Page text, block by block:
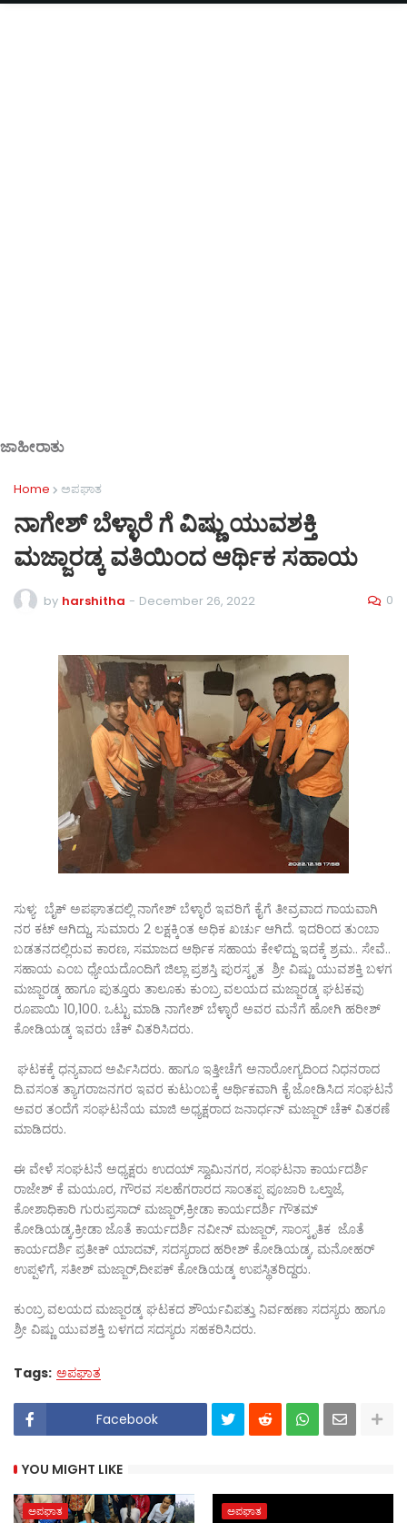
ಜಾಹೀರಾತು
Home ಅಪಘಾತ
ನಾಗೇಶ್ ಬೆಳ್ಳಾರೆ ಗೆ ವಿಷ್ಣು ಯುವಶಕ್ತಿ
ಮಜ್ಜಾರಡ್ಕ ವತಿಯಿಂದ ಆರ್ಥಿಕ ಸಹಾಯ
by harshitha - December 26, 2022 0
ಸುಳ್ಯ: ಬೈಕ್ ಅಪಘಾತದಲ್ಲಿ ನಾಗೇಶ್ ಬೆಳ್ಳಾರೆ ಇವರಿಗೆ ಕೈಗೆ ತೀವ್ರವಾದ ಗಾಯವಾಗಿ
ನರ ಕಟ್ ಆಗಿದ್ದು, ಸುಮಾರು 2 ಲಕ್ಷಕ್ಕಿಂತ ಅಧಿಕ ಖರ್ಚು ಆಗಿದೆ. ಇದರಿಂದ ತುಂಬಾ
ಬಡತನದಲ್ಲಿರುವ ಕಾರಣ, ಸಮಾಜದ ಆರ್ಥಿಕ ಸಹಾಯ ಕೇಳಿದ್ದು ಇದಕ್ಕೆ ಶ್ರಮ.. ಸೇವೆ..
ಸಹಾಯ ಎಂಬ ಧ್ಯೇಯದೊಂದಿಗೆ ಜಿಲ್ಲಾ ಪ್ರಶಸ್ತಿ ಪುರಸ್ಕೃತ ಶ್ರೀ ವಿಷ್ಣು ಯುವಶಕ್ತಿ ಬಳಗ
ಮಜ್ಜಾರಡ್ಕ ಹಾಗೂ ಪುತ್ತೂರು ತಾಲೂಕು ಕುಂಬ್ರ ವಲಯದ ಮಜ್ಜಾರಡ್ಕ ಘಟಕವು
ರೂಪಾಯಿ 10,100. ಒಟ್ಟು ಮಾಡಿ ನಾಗೇಶ್ ಬೆಳ್ಳಾರೆ ಅವರ ಮನೆಗೆ ಹೋಗಿ ಹರೀಶ್
ಕೋಡಿಯಡ್ಕ ಇವರು ಚೆಕ್ ವಿತರಿಸಿದರು.
ಘಟಕಕ್ಕೆ ಧನ್ಯವಾದ ಅರ್ಪಿಸಿದರು. ಹಾಗೂ ಇತ್ತೀಚೆಗೆ ಅನಾರೋಗ್ಯದಿಂದ ನಿಧನರಾದ
ದಿ.ವಸಂತ ತ್ಯಾಗರಾಜನಗರ ಇವರ ಕುಟುಂಬಕ್ಕೆ ಆರ್ಥಿಕವಾಗಿ ಕೈ ಜೋಡಿಸಿದ ಸಂಘಟನೆ
ಅವರ ತಂದೆಗೆ ಸಂಘಟನೆಯ ಮಾಜಿ ಅಧ್ಯಕ್ಷರಾದ ಜನಾರ್ಧನ್ ಮಜ್ಜಾರ್ ಚೆಕ್ ವಿತರಣೆ
ಮಾಡಿದರು.
ಈ ವೇಳೆ ಸಂಘಟನೆ ಅಧ್ಯಕ್ಷರು ಉದಯ್ ಸ್ವಾಮಿನಗರ, ಸಂಘಟನಾ ಕಾರ್ಯದರ್ಶಿ
ರಾಜೇಶ್ ಕೆ ಮಯೂರ, ಗೌರವ ಸಲಹೆಗರಾರದ ಸಾಂತಪ್ಪ ಪೂಜಾರಿ ಒಲ್ತಾಜೆ,
ಕೋಶಾಧಿಕಾರಿ ಗುರುಪ್ರಸಾದ್ ಮಜ್ಜಾರ್,ಕ್ರೀಡಾ ಕಾರ್ಯದರ್ಶಿ ಗೌತಮ್
ಕೋಡಿಯಡ್ಕ,ಕ್ರೀಡಾ ಜೊತೆ ಕಾರ್ಯದರ್ಶಿ ನವೀನ್ ಮಜ್ಜಾರ್, ಸಾಂಸ್ಕೃತಿಕ ಜೊತೆ
ಕಾರ್ಯದರ್ಶಿ ಪ್ರತೀಕ್ ಯಾದವ್, ಸದಸ್ಯರಾದ ಹರೀಶ್ ಕೋಡಿಯಡ್ಕ, ಮನೋಹರ್
ಉಪ್ಪಳಿಗೆ, ಸತೀಶ್ ಮಜ್ಜಾರ್,ದೀಪಕ್ ಕೋಡಿಯಡ್ಕ ಉಪಸ್ಥಿತರಿದ್ದರು.
ಕುಂಬ್ರ ವಲಯದ ಮಜ್ಜಾರಡ್ಕ ಘಟಕದ ಶೌರ್ಯವಿಪತ್ತು ನಿರ್ವಹಣಾ ಸದಸ್ಯರು ಹಾಗೂ
ಶ್ರೀ ವಿಷ್ಣು ಯುವಶಕ್ತಿ ಬಳಗದ ಸದಸ್ಯರು ಸಹಕರಿಸಿದರು.
Tags: ಅಪಘಾತ
Facebook
YOU MIGHT LIKE
ಅಪಘಾತ ಅಪಘಾತ